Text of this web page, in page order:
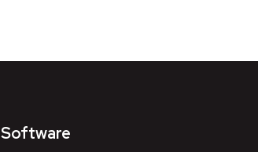
Software